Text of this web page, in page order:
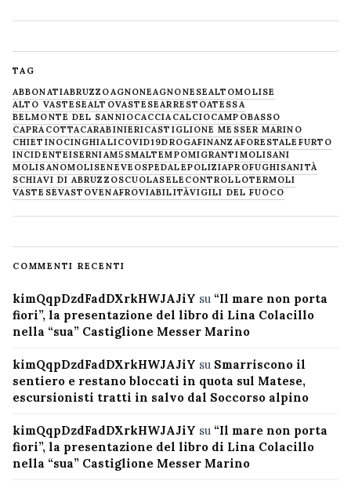
TAG
ABBONATIABRUZZOAGNONEAGNONESEALTOMOLISE
ALTO VASTESEALTOVASTESEARRESTOATESSA
BELMONTE DEL SANNIOCACCIACALCIOCAMPOBASSO
CAPRACOTTACARABINIERICASTIGLIONE MESSER MARINO
CHIETINOCINGHIALICOVID19DROGAFINANZAFORESTALE FURTO
INCIDENTEISERNIAM5SMALTEMPOMIGRANTIMOLISANI
MOLISANOMOLISENEVE OSPEDALEPOLIZIAPROFUGHISANITÀ
SCHIAVI DI ABRUZZOSCUOLASELECONTROLLOTERMOLI
VASTESEVASTOVENAFROVIABILITÀVIGILI DEL FUOCO
COMMENTI RECENTI
kimQqpDzdFadDXrkHWJAJiY su “Il mare non porta
fiori”, la presentazione del libro di Lina Colacillo
nella “sua” Castiglione Messer Marino
kimQqpDzdFadDXrkHWJAJiY su Smarriscono il
sentiero e restano bloccati in quota sul Matese,
escursionisti tratti in salvo dal Soccorso alpino
kimQqpDzdFadDXrkHWJAJiY su “Il mare non porta
fiori”, la presentazione del libro di Lina Colacillo
nella “sua” Castiglione Messer Marino